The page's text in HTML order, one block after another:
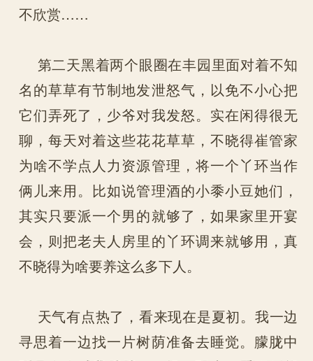
不欣赏……
第二天黑着两个眼圈在丰园里面对着不知
名的草草有节制地发泄怒气，以免不小心把
它们弄死了，少爷对我发怒。实在闲得很无
聊，每天对着这些花花草草，不晓得崔管家
为啥不学点人力资源管理，将一个丫环当作
俩儿来用。比如说管理酒的小黍小豆她们，
其实只要派一个男的就够了，如果家里开宴
会，则把老夫人房里的丫环调来就够用，真
不晓得为啥要养这么多下人。
天气有点热了，看来现在是夏初。我一边
寻思着一边找一片树荫准备去睡觉。朦胧中